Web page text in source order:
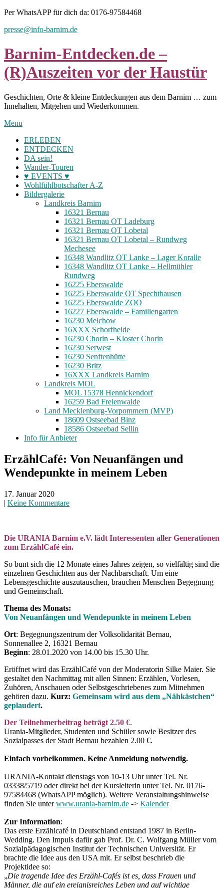
Skip
content
Per WhatsAPP für dich da: 0176-97584468
presse@info-barnim.de
Barnim-Entdecken.de –
(R)Auszeiten vor der Haustür
Geschichten, Orte & kleine Entdeckungen aus dem Barnim … zum
Innehalten, Mitgehen und Wiederkommen.
Menu
ERLEBEN
ENTDECKEN
DA sein!
Wander-Touren
♥ EVENTS ♥
Wohlfühlbotschafter A-Z
Bildergalerie
Landkreis Barnim
16321 Bernau
16321 Bernau OT Ladeburg
16321 Bernau OT Lobetal
16321 Bernau OT Lobetal – Rundweg
Mechesee
16348 Wandlitz OT Lanke – Lager Koralle
16348 Wandlitz OT Lanke – Hellmühler
Rundweg
16225 Eberswalde
16225 Eberswalde OT Spechthausen
16225 Eberswalde ZOO
16227 Eberswalde – Familiengarten
16230 Melchow
16XXX Schorfheide
16230 Chorin – Kloster Chorin
16230 Serwest
16230 Senftenhütte
16230 Britz
16XXX Landkreis Barnim
Landkreis MOL
MOL 15378 Hennickendorf
16259 Bad Freienwalde
Land Mecklenburg-Vorpommern (MVP)
18609 Ostseebad Binz
18586 Ostseebad Sellin
Info für Anbieter
ErzählCafé: Von Neuanfängen und
Wendepunkte in meinem Leben
17. Januar 2020
| Keine Kommentare
Die URANIA Barnim e.V. lädt Interessenten aller Generationen
zum ErzählCafé ein.
So bunt sich die 12 Monate eines Jahres zeigen, so vielfältig sind die
einzelnen Geschichten aus der Nachbarschaft. Um eine
Lebensgeschichte auszutauschen, brauchen Menschen Begegnung
und Gemeinschaft.
Thema des Monats:
Von Neuanfängen und Wendepunkte in meinem Leben
Ort: Begegnungszentrum der Volksolidarität Bernau,
Sonnenallee 2, 16321 Bernau
Beginn: 28.01.2020 von 14.00 bis 15.30 Uhr.
Eröffnet wird das ErzählCafé von der Moderatorin Silke Maier. Sie
gestaltet den Nachmittag mit allen Sinnen: Erzählen, Vorlesen,
Zuhören, Anschauen oder Selbstgeschriebenes zum Mitnehmen
gehören dazu. Kurz: Gemeinsam wird aus dem „Nähkästchen“
geplaudert.
Der Teilnehmerbeitrag beträgt 2.50 €.
Urania-Mitglieder, Studenten und Schüler sowie Besitzer des
Sozialpasses der Stadt Bernau bezahlen 2.00 €.
Einfach vorbeikommen. Keine Anmeldung notwendig.
URANIA-Kontakt dienstags von 10-13 Uhr unter Tel. Nr.
03338/5719 oder direkt bei der Kursleiterin unter Tel. Nr. 0176-
97584468 (WhatsAPP möglich). Weitere Veranstaltungshinweise
finden Sie unterwww.urania-barnim.de -> Kalender
Zur Information:
Das erste Erzählcafé in Deutschland entstand 1987 in Berlin-
Wedding. Den Impuls dafür gab Prof. Dr. C. Wolfgang Müller vom
Sozialpädagogischen Institut der Technischen Universität. Er
brachte die Idee aus den USA mit. Er selbst beschrieb die
Projektidee so:
„Die tragende Idee des Erzähl-Cafés ist es, dass Frauen und
Männer, die auf ein ereignisreiches Leben und auf wichtige